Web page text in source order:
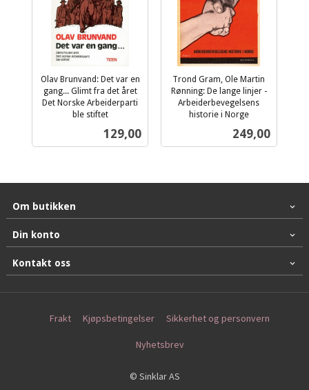
Olav Brunvand: Det var en
gang... Glimt fra det året
Det Norske Arbeiderparti
ble stiftet
Pris
129,00
Trond Gram, Ole Martin
Rønning: De lange linjer -
Arbeiderbevegelsens
historie i Norge
Pris
249,00
Om butikken
Din konto
Kontakt oss
Frakt Kjøpsbetingelser Sikkerhet og personvern
Nyhetsbrev
© Sinklar AS